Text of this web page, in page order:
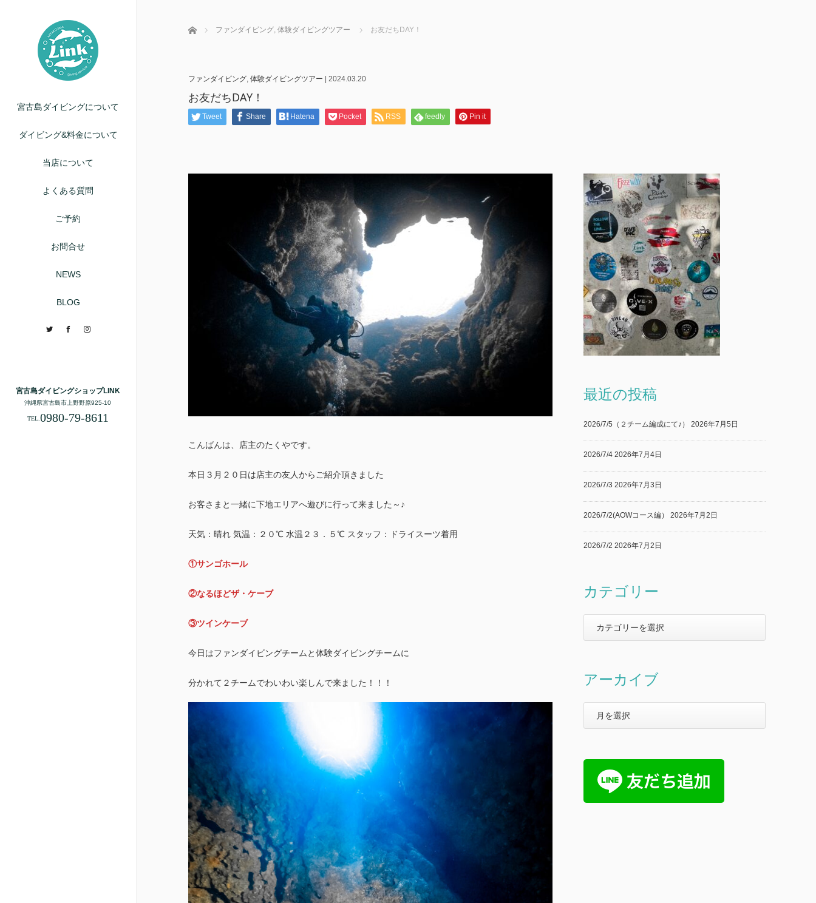
宮古島ダイビングについて
ダイビング&料金について
当店について
よくある質問
ご予約
お問合せ
NEWS
BLOG
TwitterFacebook
宮古島ダイビングショップLINK
沖縄県宮古島市上野野原925-10
TEL.0980-79-8611
ホーム ファンダイビング, 体験ダイビングツアー お友だちDAY！
ファンダイビング, 体験ダイビングツアー 2024.03.20
お友だちDAY！
Tweet Share Hatena Pocket RSS feedly Pin it
こんばんは、店主のたくやです。
本日３月２０日は店主の友人からご紹介頂きました
お客さまと一緒に下地エリアへ遊びに行って来ました～♪
天気：晴れ 気温：２０℃ 水温２３．５℃ スタッフ：ドライスーツ着用
①サンゴホール
②なるほどザ・ケーブ
③ツインケーブ
今日はファンダイビングチームと体験ダイビングチームに
分かれて２チームでわいわい楽しんで来ました！！！
最近の投稿
2026/7/5（２チーム編成にて♪） 2026年7月5日
2026/7/4 2026年7月4日
2026/7/3 2026年7月3日
2026/7/2(AOWコース編） 2026年7月2日
2026/7/2 2026年7月2日
カテゴリー
アーカイブ